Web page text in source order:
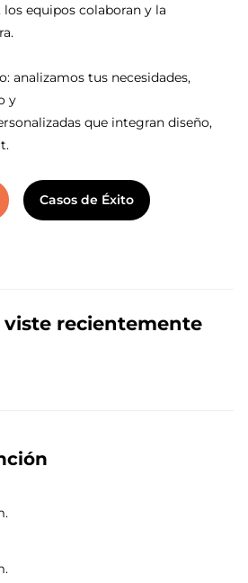
equipos colaboran y la
analizamos tus necesidades,
y
que integran diseño,
Casos de Éxito
recientemente